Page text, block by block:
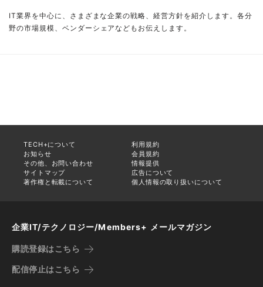
IT業界を中心に、さまざまな企業の戦略、経営方針を紹介します。各分
野の市場規模、ベンダーシェアなどもお伝えします。
TECH+について
利用規約
お知らせ
会員規約
その他、お問い合わせ
情報提供
サイトマップ
広告について
著作権と転載について
個人情報の取り扱いについて
企業IT/テクノロジー/Members+ メールマガジン
購読登録はこちら
配信停止はこちら